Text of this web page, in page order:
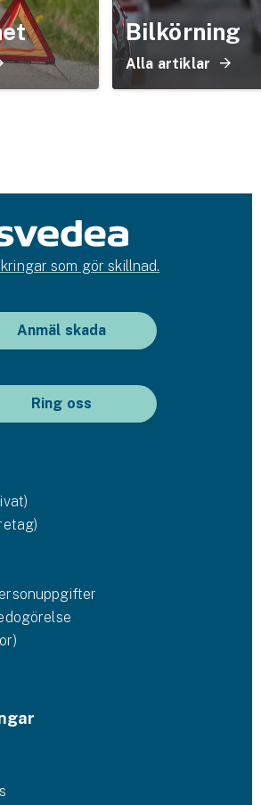
Bilkörning
Alla artiklar
som gör skillnad.
Anmäl skada
Ring oss